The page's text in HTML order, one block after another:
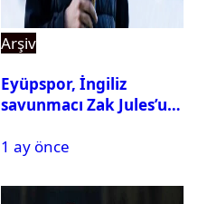
Arşiv
Eyüpspor, İngiliz
savunmacı Zak Jules’u
1 ay önce